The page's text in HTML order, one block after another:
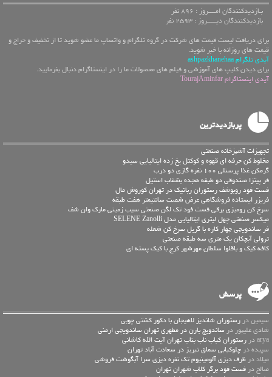
بـازدیدکنندگان امــــروز : 896 نفر
بازدیدکنندگان دیـــــروز : 2593 نفر
برای دریافت لیست قیمت های شرکت در گروه تلگرام و واتساپ ما عضو شوید تا از تخفیف و حراج و
قیمت های روزانه با خبر شوید.
آیدی تلگرام ashpazkhanehaa
برای دیدن کلیپ های آموزشی و فیلم های محصولات ما را در اینستاگرام دنبال بفرمایید.
آیدی اینستاگرام TourajAminfar
پربازدیدترین
تجهیزات آشپزخانه صنعتی
مخلوط کن حرفه ای قهوه و کوکتل یخ زده ایتالیایی سیدو
گرمکن غذا پرسنلی 100 نفره گازی دو درب
فر پیتزا صندوقی دو طبقه هجده بشقاب استیل
فست فود روبوشف رستوران رباتیک در تهران کوروش مال
فریزر ایستاده فروشگاهی عرض شصت سانتیمتر هفت طبقه
سرخ کن رومیزی برقی فست فود تک لگن صنعتی سیب زمینی مارک وان شف
میکسر صنعتی چهل لیتری ایتالیایی مدل SELENE Zanolli
فر ساندویچی چهار کاره با گریل سرخ کن شعله
ترولی آبچکان یک متری سه طبقه صنعتی
کافه کیک و باقلوا سلطان مهرشهر کرج با کیک پسته ای
پرسش
سیمین در رستوران شاندیز لاهیجان با دکور کشتی چوبی
شادی علیپور در ساندویچ بارن در مطهری تهران ساندویچی ارمنی
arya در
رستوران کباب ناب بناب تهران آیت الله کاشانی
سپیده در چلوکبابی سماق تبریز در سعادت آباد تهران
میلاد در ظرف دیزی آلومینیوم تک نفره دیزی سرا آبگوشت فروشی
صالح در فست فود برگر کلاب شهران تهران